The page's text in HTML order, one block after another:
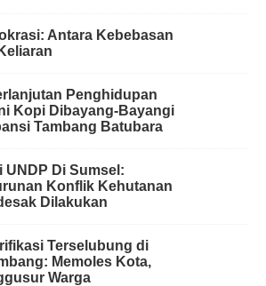
Antara Kebebasan
Penghidupan
Kopi Dibayang-Bayangi
Tambang Batubara
UNDP Di Sumsel:
Konflik Kehutanan
Dilakukan
Terselubung di
Memoles Kota,
Warga